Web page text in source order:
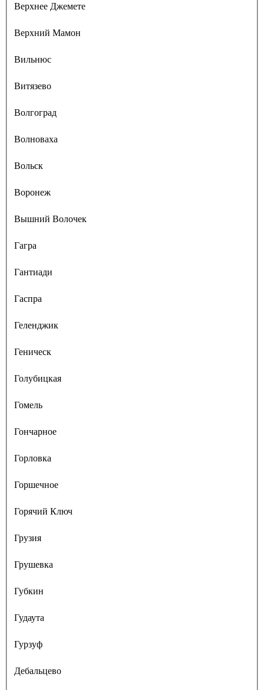
Верхнее Джемете
Верхний Мамон
Вильнюс
Витязево
Волгоград
Волноваха
Вольск
Воронеж
Вышний Волочек
Гагра
Гантиади
Гаспра
Геленджик
Геническ
Голубицкая
Гомель
Гончарное
Горловка
Горшечное
Горячий Ключ
Грузия
Грушевка
Губкин
Гудаута
Гурзуф
Дебальцево